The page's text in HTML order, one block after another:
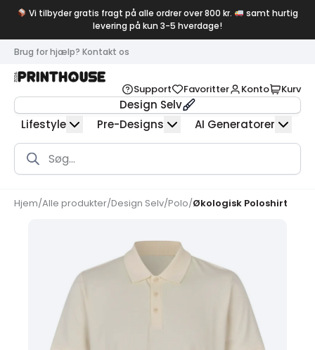
Vi tilbyder gratis fragt på alle ordrer over 800 kr.
samt hurtig
levering på kun 3-5 hverdage!
Brug for hjælp? Kontakt os
Support Favoritter Konto Kurv
Design Selv
Lifestyle
Pre-Designs AI Generatorer
Products
search
Hjem/Alle produkter/Design Selv/Polo/Økologisk Poloshirt